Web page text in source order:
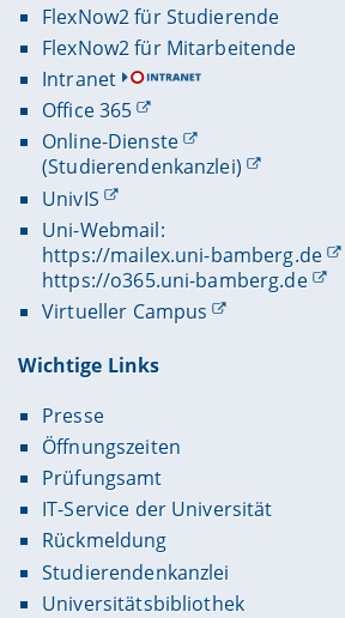
FlexNow2 für Studierende
FlexNow2 für Mitarbeitende
Intranet
Office 365
Online-Dienste
(Studierendenkanzlei)
UnivIS
Uni-Webmail:
https://mailex.uni-bamberg.de
https://o365.uni-bamberg.de
Virtueller Campus
Wichtige Links
Presse
Öffnungszeiten
Prüfungsamt
IT-Service der Universität
Rückmeldung
Studierendenkanzlei
Universitätsbibliothek